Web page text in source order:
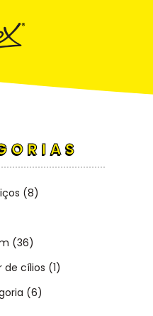
(8)
(36)
de cílios (1)
(6)